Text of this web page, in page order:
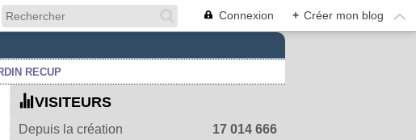
Connexion + Créer mon blog
RECUP
VISITEURS
Depuis la création 17 014 666